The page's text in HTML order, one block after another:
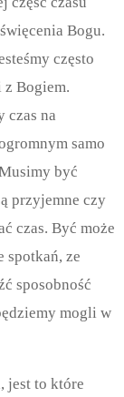
Bogu.
często
z Bogiem.
czas na
samo
być
przyjemne czy
czas. Być może
spotkań, ze
sposobność
mogli w
jest to które